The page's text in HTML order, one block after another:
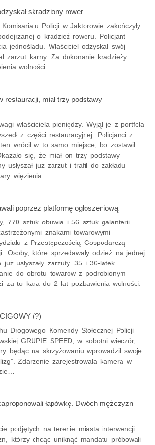
skradziony rower
Policji w Jaktorowie zakończyły
o kradzież roweru. Policjant
jednośladu. Właściciel odzyskał swój
zarzut karny. Za dokonanie kradzieży
wolności.
restauracji, miał trzy podstawy
właściciela pieniędzy. Wyjął je z portfela
z części restauracyjnej. Policjanci z
wrócił w to samo miejsce, bo zostawił
się, że miał on trzy podstawy
usłyszał już zarzut i trafił do zakładu
więzienia.
poprzez platformę ogłoszeniową
770 sztuk obuwia i 56 sztuk galanterii
znakami towarowymi
z Przestępczością Gospodarczą
Osoby, które sprzedawały odzież na jednej
już usłyszały zarzuty. 35 i 36-latek
do obrotu towarów z podrobionym
za to kara do 2 lat pozbawienia wolności.
(?)
Drogowego Komendy Stołecznej Policji
GRUPIE SPEED, w sobotni wieczór,
będąc na skrzyżowaniu wprowadził swoje
Zdarzenie zarejestrowała kamera w
łapówkę. Dwóch mężczyzn
podjętych na terenie miasta interwencji
którzy chcąc uniknąć mandatu próbowali